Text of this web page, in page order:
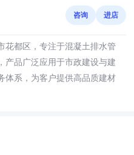
咨询 进店
花都区，专注于混凝土排水管
产品广泛应用于市政建设与建
体系，为客户提供高品质建材